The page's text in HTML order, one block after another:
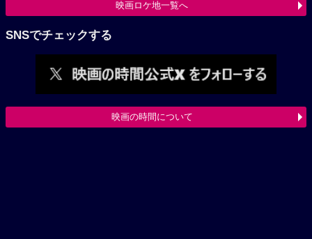
映画ロケ地一覧へ
SNSでチェックする
映画の時間について